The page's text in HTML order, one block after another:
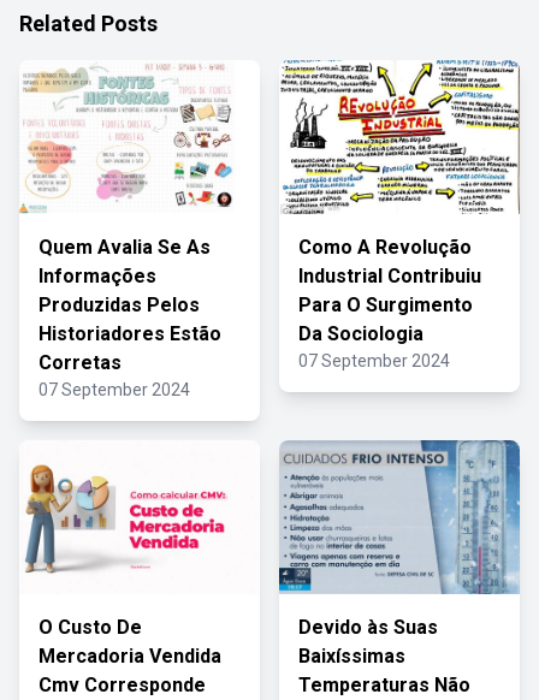
Related Posts
Quem Avalia Se As
Informações
Produzidas Pelos
Historiadores Estão
Corretas
07 September 2024
Como A Revolução
Industrial Contribuiu
Para O Surgimento
Da Sociologia
07 September 2024
O Custo De
Mercadoria Vendida
Cmv Corresponde
Devido às Suas
Baixíssimas
Temperaturas Não